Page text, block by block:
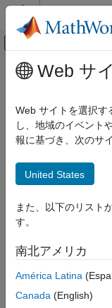
コンテンツへスキップ
オフキャ
ドキュメンテーションの
Simulink Check
ON THIS PAGE
Description
Input Arguments
Version History
See Also
メインコンテンツ
Class:
Namespace:
Removes the
Syntax
Description
ExclusionPoint
Web サ
Web サイトを選択す
し、地域のイベント
報に基づき、次のサ
United States
また、以下のリスト
す。
南北アメリカ
América Latina
Canada (English)